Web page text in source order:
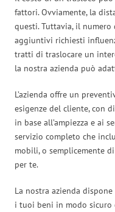
fattori. Ovviamente, la
questi. Tuttavia, il
aggiuntivi richiesti
tratti di traslocare un
la nostra azienda può
L’azienda offre un
esigenze del cliente, con
in base all’ampiezza e ai
servizio completo che
mobili, o semplicemente
per te.
La nostra azienda
i tuoi beni in modo sicuro